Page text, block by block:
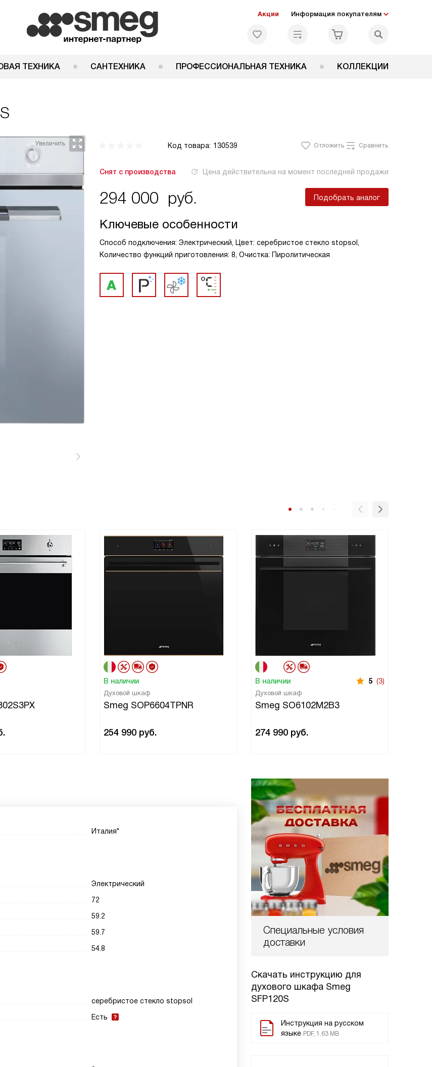
Акции Информация покупателям
ТЕХНИКА САНТЕХНИКА ПРОФЕССИОНАЛЬНАЯ ТЕХНИКА КОЛЛЕКЦИИ
Код товара: 130539 Отложить Сравнить
Снят с производства Цена действительна на момент последней продажи
294 000 руб. Подобрать аналог
Ключевые особенности
Способ подключения: Электрический, Цвет: серебристое стекло stopsol,
Количество функций приготовления: 8, Очистка: Пиролитическая
В наличии
Духовой шкаф
Smeg SOP6604TPNR
254 990 руб.
В наличии 5 (3)
Духовой шкаф
Smeg SO6102M2B3
274 990 руб.
Специальные условия
доставки
Скачать инструкцию для
духового шкафа Smeg
SFP120S
Инструкция на русском
языке PDF, 1.63 MB
Италия*
Электрический
72
59.2
59.7
54.8
серебристое стекло stopsol
Есть